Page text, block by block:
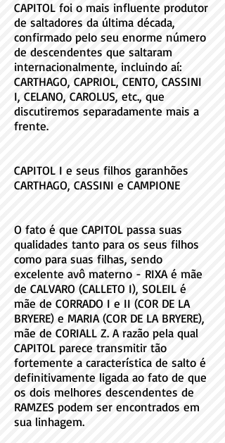
CAPITOL foi o mais influente produtor
de saltadores da última década,
confirmado pelo seu enorme número
de descendentes que saltaram
internacionalmente, incluindo aí:
CARTHAGO, CAPRIOL, CENTO, CASSINI
I, CELANO, CAROLUS, etc., que
discutiremos separadamente mais a
frente.
CAPITOL I e seus filhos garanhões
CARTHAGO, CASSINI e CAMPIONE
O fato é que CAPITOL passa suas
qualidades tanto para os seus filhos
como para suas filhas, sendo
excelente avô materno - RIXA é mãe
de CALVARO (CALLETO I), SOLEIL é
mãe de CORRADO I e II (COR DE LA
BRYERE) e MARIA (COR DE LA BRYERE),
mãe de CORIALL Z. A razão pela qual
CAPITOL parece transmitir tão
fortemente a característica de salto é
definitivamente ligada ao fato de que
os dois melhores descendentes de
RAMZES podem ser encontrados em
sua linhagem.